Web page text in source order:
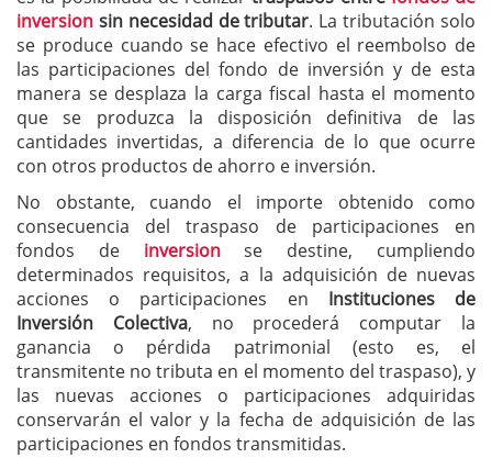
inversion sin necesidad de tributar. La tributación solo
se produce cuando se hace efectivo el reembolso de
las participaciones del fondo de inversión y de esta
manera se desplaza la carga fiscal hasta el momento
que se produzca la disposición definitiva de las
cantidades invertidas, a diferencia de lo que ocurre
con otros productos de ahorro e inversión.
No obstante, cuando el importe obtenido como
consecuencia del traspaso de participaciones en
fondos de inversionse destine, cumpliendo
determinados requisitos, a la adquisición de nuevas
acciones o participaciones en Instituciones de
Inversión Colectiva, no procederá computar la
ganancia o pérdida patrimonial (esto es, el
transmitente no tributa en el momento del traspaso), y
las nuevas acciones o participaciones adquiridas
conservarán el valor y la fecha de adquisición de las
participaciones en fondos transmitidas.